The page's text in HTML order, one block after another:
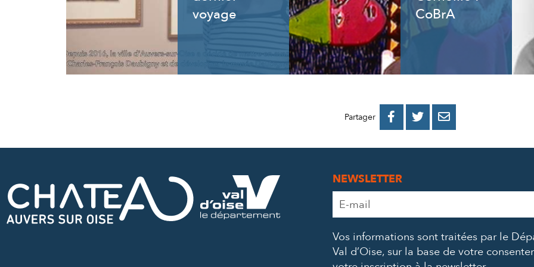
voyage
CoBrA
Partager 
PARTAGER
PARTAGER
PARTAGER
NEWSLETTER
Adresse
e-
*
Vos informations sont traitées par le
Val d’Oise, sur la base de votre